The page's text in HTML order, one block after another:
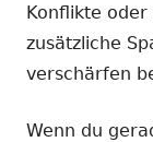
Konflikte oder
zusätzliche
verschärfen
Wenn du